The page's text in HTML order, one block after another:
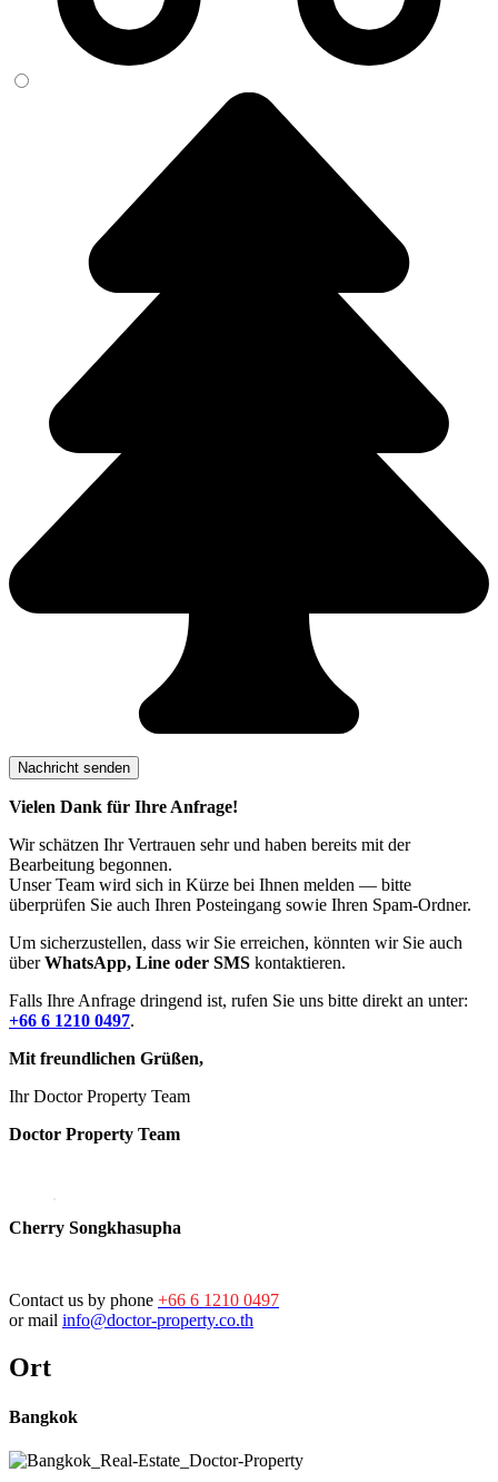
Vielen Dank für Ihre Anfrage!
Wir schätzen Ihr Vertrauen sehr und haben bereits mit der
Bearbeitung begonnen.
Unser Team wird sich in Kürze bei Ihnen melden — bitte
überprüfen Sie auch Ihren Posteingang sowie Ihren Spam-Ordner.
Um sicherzustellen, dass wir Sie erreichen, könnten wir Sie auch
überWhatsApp, Line oder SMS kontaktieren.
Falls Ihre Anfrage dringend ist, rufen Sie uns bitte direkt an unter:
+66 6 1210 0497.
Mit freundlichen Grüßen,
Ihr Doctor Property Team
Doctor Property Team
Cherry Songkhasupha
Contact us by phone +66 6 1210 0497
or mail info@doctor-property.co.th
Ort
Bangkok